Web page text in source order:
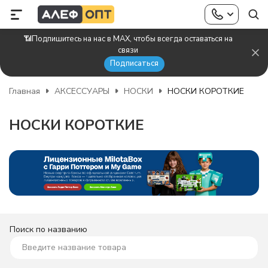
📶Подпишитесь на нас в MAX, чтобы всегда оставаться на
связи
Подписаться
Главная АКСЕССУАРЫ НОСКИ НОСКИ КОРОТКИЕ
НОСКИ КОРОТКИЕ
Поиск по названию